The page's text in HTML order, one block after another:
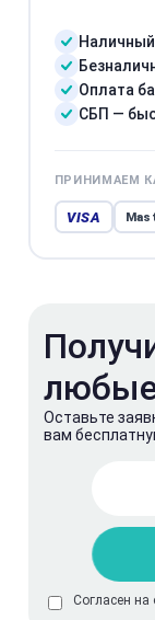
Оплата
СБП —
ПРИНИМАЕМ
VISA
любые
Оставьте
вам
Согласен на